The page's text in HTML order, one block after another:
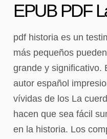
EPUB PDF
pdf historia es un
más pequeños
grande y significativo.
autor español
vívidas de los La
hacen que sea fácil
en la historia. Los